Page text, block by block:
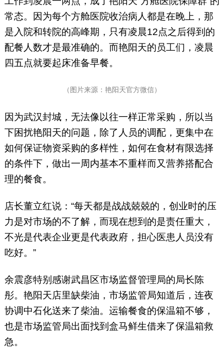
常态。因为每个方舱医院收治病人都是在晚上，那
是入院和转院的高峰期，只有凌晨12点之后得到的
配餐人数才是最准确的。而艳阳天的员工们，凌晨
四五点就要起床准备早餐。
（图片来源：艳阳天官方微信）
因为武汉封城，无法像以往一样正常采购，所以当
下困扰艳阳天的问题，除了人员的调配，更集中在
如何保证物资采购的多样性，如何在食材有限选择
的条件下，做出一周内基本不重样而又营养搭配合
理的餐食。
店长董立红说：“每天都是战战兢兢的，创业时的压
力是对市场的不了解，而现在想到的是责任重大，
不光是代表企业更是代表政府，担心医患人员没有
吃好。”
余震彦特别感谢武昌区市场监督管理局的局长陈
彤。艳阳天店里缺柴油，市场监管局知道后，连夜
协调中石化送来了柴油。运输餐食的保温箱不够，
也是市场监管局出面找到盒马鲜生借来了保温箱救
急。